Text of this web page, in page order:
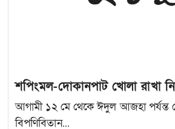
শপিংমল-দোকানপাট খোলা রাখা
আগামী ১২ মে থেকে ঈদুল আজহা পর্যন্ত
বিপণিবিতান...